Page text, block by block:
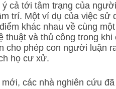
cả tới tâm trạng của
trí. Một ví dụ của việc sử
khác nhau về cùng
thuật và thủ công trong
cho phép con người luận
họ cư xử.
các nhà nghiên cứu